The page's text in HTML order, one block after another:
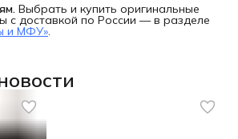
Выбрать и купить оригинальные
с доставкой по России — в разделе
и МФУ»